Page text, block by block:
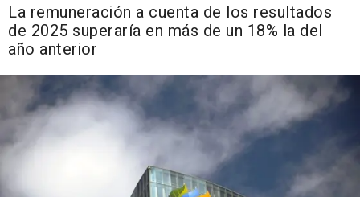
La remuneración a cuenta de los resultados
de 2025 superaría en más de un 18% la del
año anterior